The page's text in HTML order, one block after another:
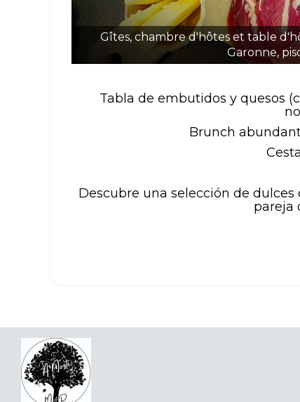
Gîtes, chambre d'hôtes et table
Garonne,
Tabla de embutidos y quesos
Brunch
Descubre una selección de
pareja